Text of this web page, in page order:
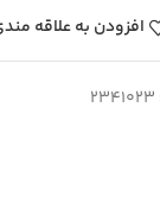
افزودن به علاقه
2341023